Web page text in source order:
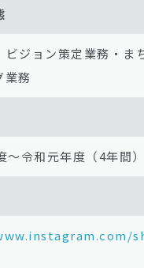
ビジョン策定業務・ま
業務
〜令和元年度（4年間）